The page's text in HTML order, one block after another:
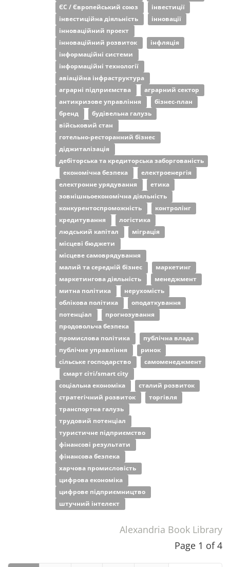
ЄС / Європейський союз
інвестиції
інвестиційна діяльність
інновації
інноваційний проект
інноваційний розвиток
інфляція
інформаційні системи
інформаційні технології
авіаційна інфраструктура
аграрні підприємства
аграрний сектор
антикризове управління
бізнес-план
бренд
будівельна галузь
військовий стан
готельно-ресторанний бізнес
діджиталізація
дебіторська та кредиторська заборгованість
економічна безпека
електроенергія
електронне урядування
етика
зовнішньоекономічна діяльність
конкурентоспроможність
контролінг
кредитування
логістика
людський капітал
міграція
місцеві бюджети
місцеве самоврядування
малий та середній бізнес
маркетинг
маркетингова діяльність
менеджмент
митна політика
нерухомість
облікова політика
оподаткування
потенціал
прогнозування
продовольча безпека
промислова політика
публічна влада
публічне управління
ринок
сільське господарство
самоменеджмент
смарт сіті/smart city
соціальна економіка
сталий розвиток
стратегічний розвиток
торгівля
транспортна галузь
трудовий потенціал
туристичне підприємство
фінансові результати
фінансова безпека
харчова промисловість
цифрова економіка
цифрове підприємництво
штучний інтелект
Alexandria Book Library
Page 1 of 4